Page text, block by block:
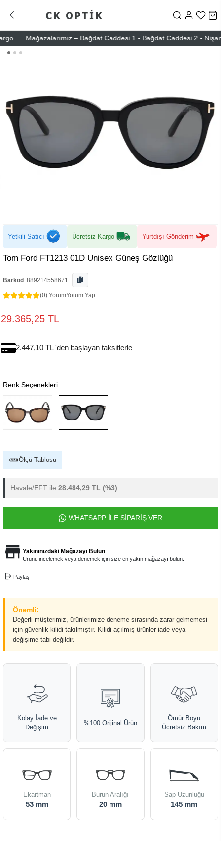
Mağazalarımız – Bağdat Caddesi 1 - Bağdat Caddesi 2 -
Yetkili Satıcı Ücretsiz Kargo Yurtdışı Gönderim
Tom Ford FT1213 01D Unisex Güneş Gözlüğü
Barkod : 889214558671
(0) YorumYorum Yap
29.365,25 TL
2.447,10 TL 'den başlayan taksitlerle
Renk Seçenekleri:
Ölçü Tablosu
Havale/EFT ile 28.484,29 TL (%3)
WHATSAPP İLE SİPARİŞ VER
Yakınınızdaki Mağazayı Bulun
Ürünü incelemek veya denemek için size en yakın mağazayı bulun.
Paylaş
Önemli:
Değerli müşterimiz, ürünlerimize deneme sırasında zarar gelmemesi
için güvenlik kilidi takılmıştır. Kilidi açılmış ürünler iade veya
değişime tabi değildir.
Kolay İade ve
Değişim
%100 Orijinal Ürün
Ömür Boyu
Ücretsiz Bakım
Ekartman
53 mm
Burun Aralığı
20 mm
Sap Uzunluğu
145 mm